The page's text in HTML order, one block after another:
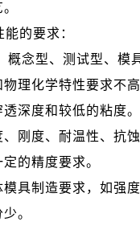
的要求：
念型、测试型、模
理化学特性要求不
深度和较低的粘度。
刚度、耐温性、抗
的精度要求。
具制造要求，如强
。